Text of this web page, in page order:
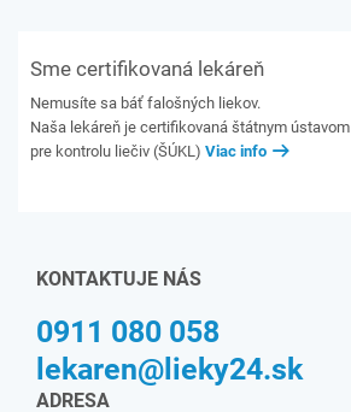
Sme certifikovaná lekáreň
Nemusíte sa báť falošných liekov.
Naša lekáreň je certifikovaná štátnym ústavom
pre kontrolu liečiv (ŠÚKL) Viac info
KONTAKTUJE NÁS
0911 080 058
lekaren@lieky24.sk
ADRESA